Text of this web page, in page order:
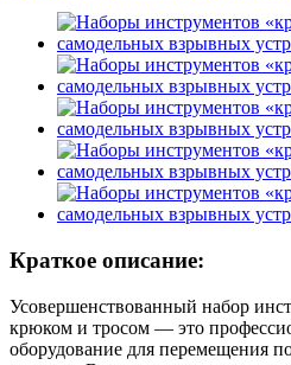
Краткое описание:
Усовершенствованный набор
крюком и тросом — это
оборудование для перемещения